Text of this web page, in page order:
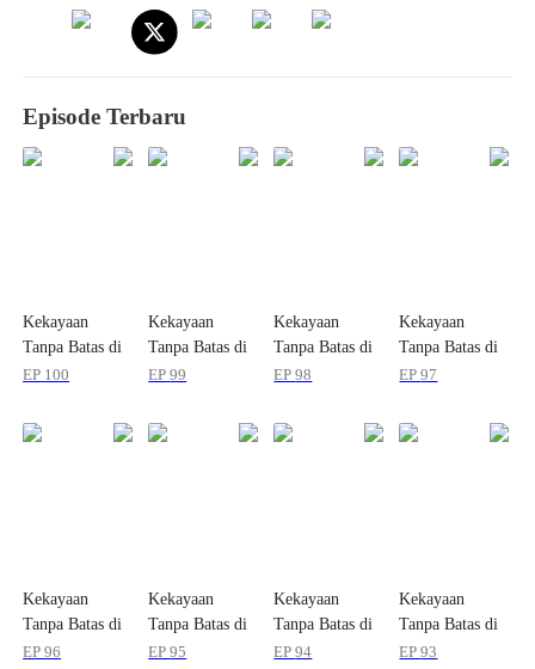
Episode Terbaru
Kekayaan
Tanpa Batas di
Era
Hantu
EP 100
Kekayaan
Tanpa Batas di
Era
Hantu
EP99
Kekayaan
Tanpa Batas di
Era
Hantu
EP98
Kekayaan
Tanpa Batas di
Era
Hantu
EP97
Kekayaan
Tanpa Batas di
Era
EP96
Kekayaan
Tanpa Batas di
Era
EP95
Kekayaan
Tanpa Batas di
Era
EP94
Kekayaan
Tanpa Batas di
Era
EP93